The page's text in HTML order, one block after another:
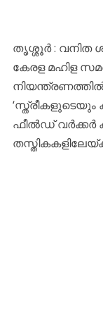
തൃശ്ശൂർ : വനിത
കേരള മഹിള
‘സ്ത്രീകളുടെയും
ഫീൽഡ് വർക്കർ